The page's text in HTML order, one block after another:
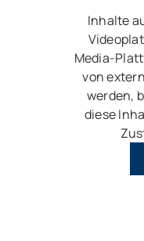
Inhalte
Media-
von
werden,
diese